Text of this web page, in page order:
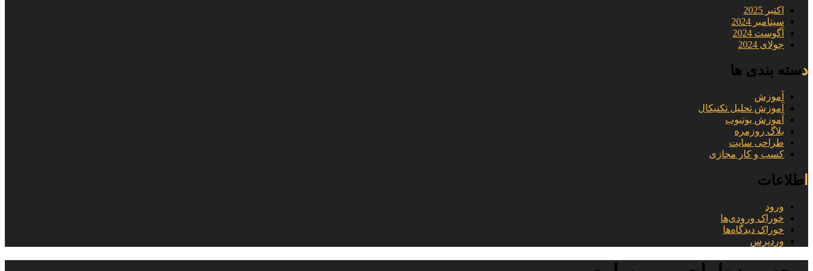
اکتبر 2025
سپتامبر 2024
آگوست 2024
جولای 2024
دسته بندی ها
آموزش
آموزش تحلیل تکنیکال
آموزش یوتیوب
بلاگ روزمره
طراحی سایت
کسب و کار مجازی
اطلاعات
ورود
خوراک ورودی‌ها
خوراک دیدگاه‌ها
وردپرس